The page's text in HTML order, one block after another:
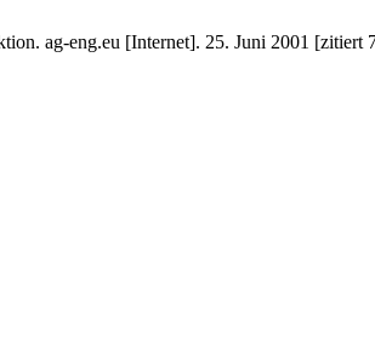
ag-eng.eu [Internet]. 25. Juni 2001 [zitiert